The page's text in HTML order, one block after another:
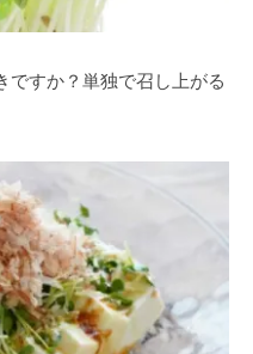
ですか？単独で召し上がる